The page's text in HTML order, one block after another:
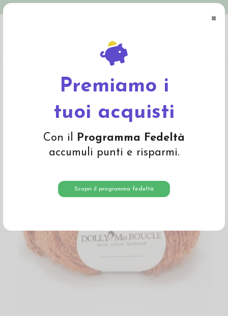
×
Premiamo i
tuoi acquisti
Con il Programma Fedeltà
accumuli punti e risparmi.
Scopri il programma fedeltà